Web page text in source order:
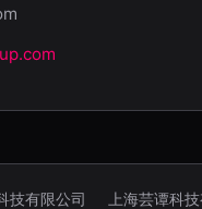
技有限公司 上海芸谭科